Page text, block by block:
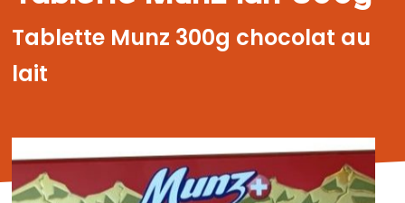
Tablette Munz 300g chocolat au
lait